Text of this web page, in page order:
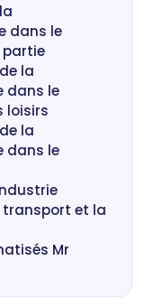
dans le
partie
la
dans le
loisirs
la
dans le
transport et la
Mr